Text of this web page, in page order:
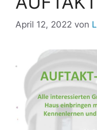
April 12, 2022 von